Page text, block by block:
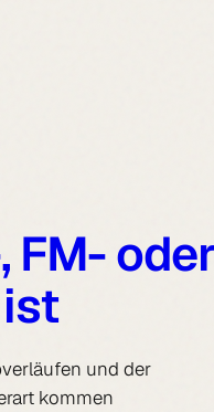
FM-
und der
kommen